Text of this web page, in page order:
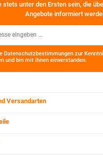
stets unter den Ersten sein, die
Angebote informiert
Datenschutzbestimmungen zur
und bin mit ihnen einverstanden.
Versandarten